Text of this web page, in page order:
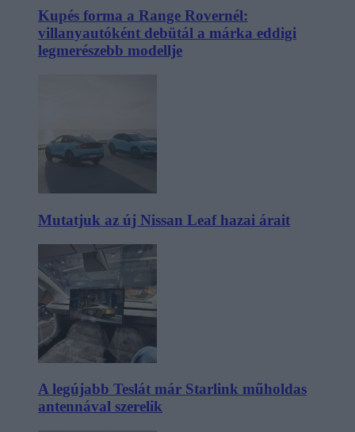
Kupés forma a Range Rovernél:
villanyautóként debütál a márka eddigi
legmerészebb modellje
Mutatjuk az új Nissan Leaf hazai árait
A legújabb Teslát már Starlink műholdas
antennával szerelik